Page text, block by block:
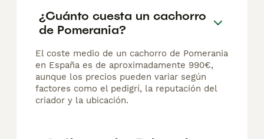
¿Cuánto cuesta un cachorro
de Pomerania?
El coste medio de un cachorro de Pomerania
en España es de aproximadamente 990€,
aunque los precios pueden variar según
factores como el pedigrí, la reputación del
criador y la ubicación.